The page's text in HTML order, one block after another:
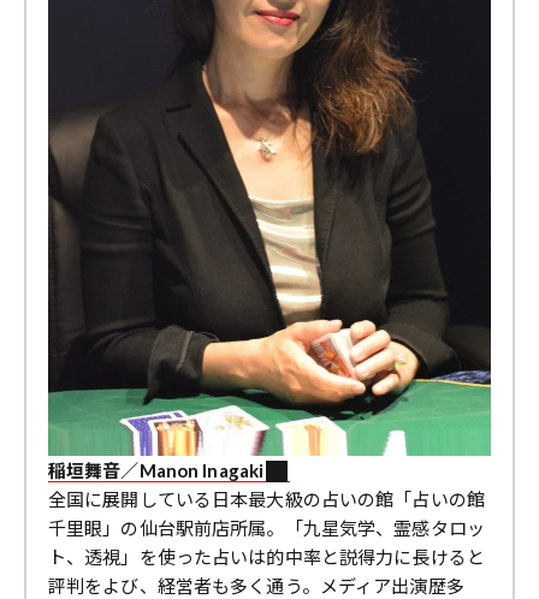
稲垣舞音／Manon Inagaki
全国に展開している日本最大級の占いの館「占いの館
千里眼」の仙台駅前店所属。「九星気学、霊感タロッ
ト、透視」を使った占いは的中率と説得力に長けると
評判をよび、経営者も多く通う。メディア出演歴多